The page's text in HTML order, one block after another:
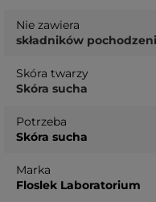
Nie zawiera
składników
Skóra twarzy
Skóra sucha
Potrzeba
Skóra sucha
Marka
Floslek Laboratorium